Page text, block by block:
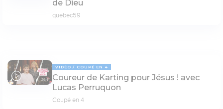
de Dieu
quebec59
29:41
VIDÉO COUPÉ EN 4
Coureur de Karting pour Jésus ! avec
Lucas Perruquon
Coupé en 4